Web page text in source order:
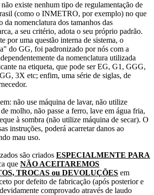
existe nenhum tipo de regulamentação de
(como o INMETRO, por exemplo) no que
da nomenclatura dos tamanhos das
a seu critério, adota o seu próprio padrão.
por uma questão interna de sistema, o
do GG, foi padronizado por nós com a
da nomenclatura utilizada
na etiqueta, que pode ser EG, G1, GGG,
3X etc; enfim, uma série de siglas, de
não use máquina de lavar, não utilize
molho, não passe a ferro, lave em água fria,
à sombra (não utilize máquina de secar). O
instruções, poderá acarretar danos ao
mau uso.
são criados ESPECIALMENTE PARA
que NÃO ACEITAREMOS
TROCAS ou DEVOLUÇÕES em
por defeito de fabricação (após posterior e
comprovado através de laudo